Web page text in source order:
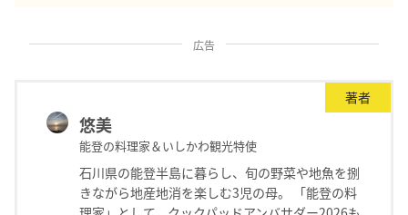
広告
著者
悠美
能登の料理家＆いしかわ観光特使
石川県の能登半島に暮らし、旬の野菜や地魚を捌
きながら地産地消を楽しむ3児の母。 「能登の料